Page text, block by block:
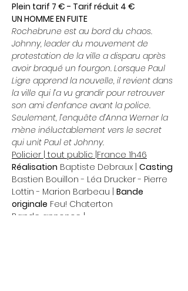
Plein tarif 7 € - Tarif réduit 4 €
UN HOMME EN FUITE
Rochebrune est au bord du chaos.
Johnny, leader du mouvement de
protestation de la ville a disparu après
avoir braqué un fourgon. Lorsque Paul
Ligre apprend la nouvelle, il revient dans
la ville qui l’a vu grandir pour retrouver
son ami d’enfance avant la police.
Seulement, l’enquête d’Anna Werner la
mène inéluctablement vers le secret
qui unit Paul et Johnny.
Policier | tout public |France 1h46
Réalisation Baptiste Debraux | Casting
Bastien Bouillon - Léa Drucker - Pierre
Lottin - Marion Barbeau | Bande
originale Feu! Chaterton
Bande annonce |